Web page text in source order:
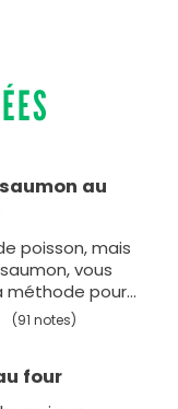
au
poisson, mais
vous
méthode pour
de saumon au
Cette recette est
(91 notes)
four